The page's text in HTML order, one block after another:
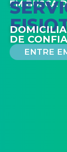
EM BUSCA
DE
ENTRE